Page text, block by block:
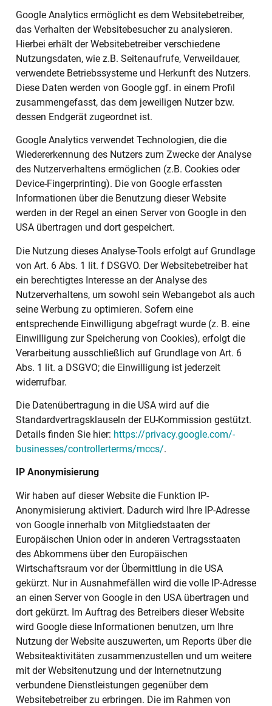
Google Analytics ermöglicht es dem Websitebetreiber,
das Verhalten der Websitebesucher zu analysieren.
Hierbei erhält der Websitebetreiber verschiedene
Nutzungsdaten, wie z.B. Seitenaufrufe, Verweildauer,
verwendete Betriebssysteme und Herkunft des Nutzers.
Diese Daten werden von Google ggf. in einem Profil
zusammengefasst, das dem jeweiligen Nutzer bzw.
dessen Endgerät zugeordnet ist.
Google Analytics verwendet Technologien, die die
Wiedererkennung des Nutzers zum Zwecke der Analyse
des Nutzerverhaltens ermöglichen (z.B. Cookies oder
Device-Fingerprinting). Die von Google erfassten
Informationen über die Benutzung dieser Website
werden in der Regel an einen Server von Google in den
USA übertragen und dort gespeichert.
Die Nutzung dieses Analyse-Tools erfolgt auf Grundlage
von Art. 6 Abs. 1 lit. f DSGVO. Der Websitebetreiber hat
ein berechtigtes Interesse an der Analyse des
Nutzerverhaltens, um sowohl sein Webangebot als auch
seine Werbung zu optimieren. Sofern eine
entsprechende Einwilligung abgefragt wurde (z. B. eine
Einwilligung zur Speicherung von Cookies), erfolgt die
Verarbeitung ausschließlich auf Grundlage von Art. 6
Abs. 1 lit. a DSGVO; die Einwilligung ist jederzeit
widerrufbar.
Die Datenübertragung in die USA wird auf die
Standardvertragsklauseln der EU-Kommission gestützt.
Details finden Sie hier: https://privacy.google.com/­
businesses/controllerterms/mccs/.
IP Anonymisierung
Wir haben auf dieser Website die Funktion IP-
Anonymisierung aktiviert. Dadurch wird Ihre IP-Adresse
von Google innerhalb von Mitgliedstaaten der
Europäischen Union oder in anderen Vertragsstaaten
des Abkommens über den Europäischen
Wirtschaftsraum vor der Übermittlung in die USA
gekürzt. Nur in Ausnahmefällen wird die volle IP-Adresse
an einen Server von Google in den USA übertragen und
dort gekürzt. Im Auftrag des Betreibers dieser Website
wird Google diese Informationen benutzen, um Ihre
Nutzung der Website auszuwerten, um Reports über die
Websiteaktivitäten zusammenzustellen und um weitere
mit der Websitenutzung und der Internetnutzung
verbundene Dienstleistungen gegenüber dem
Websitebetreiber zu erbringen. Die im Rahmen von